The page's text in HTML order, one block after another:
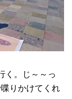
く。じ～～っ
りかけてくれ